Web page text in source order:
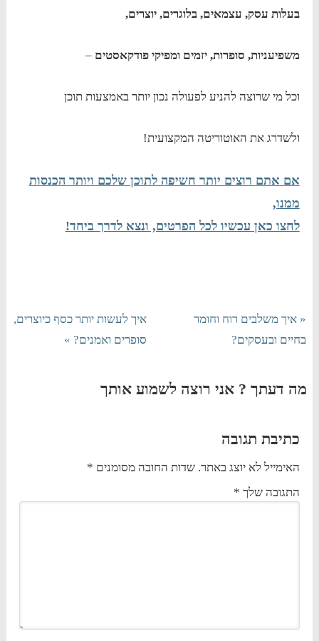
בעלות עסק, עצמאים, בלוגרים, יוצרים,
משפיעניות, סופרות, יזמים ומפיקי פודקאסטים –
וכל מי שרוצה להניע לפעולה נכון יותר באמצעות תוכן
ולשדרג את האוטוריטה המקצועית!
אם אתם רוצים יותר חשיפה לתוכן שלכם ויותר הכנסות
ממנו,
לחצו כאן עכשיו לכל הפרטים, ונצא לדרך ביחד!
« איך משלבים רוח וחומר
בחיים ובעסקים?
איך לעשות יותר כסף כיוצרים,
סופרים ואמנים? »
מה דעתך ? אני רוצה לשמוע אותך
כתיבת תגובה
האימייל לא יוצג באתר. שדות החובה מסומנים *
התגובה שלך *